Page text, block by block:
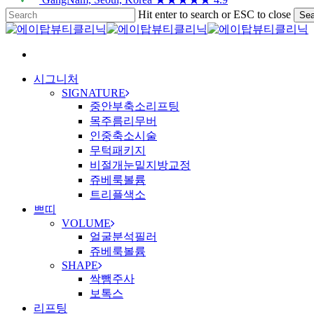
Skip
to
main
content
Hit enter to search or ESC to close
Close
search
Menu
시그니처
SIGNATURE
중안부축소리프팅
목주름리무버
인중축소시술
무턱패키지
비절개눈밑지방교정
쥬베룩볼륨
트리플색소
쁘띠
VOLUME
얼굴분석필러
쥬베룩볼륨
SHAPE
싹뺌주사
보톡스
리프팅